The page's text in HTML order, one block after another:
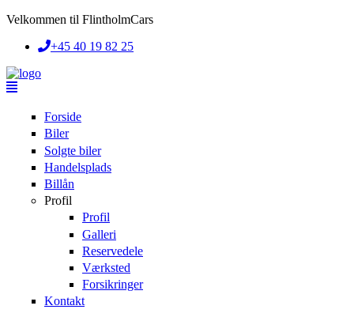
Skip to main content
Velkommen til FlintholmCars
+45 40 19 82 25
Forside
Biler
Solgte biler
Handelsplads
Billån
Profil
Profil
Galleri
Reservedele
Værksted
Forsikringer
Kontakt